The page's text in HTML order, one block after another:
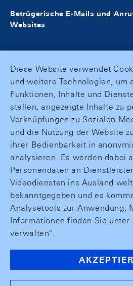
Betrügerische E-Mails und
Websites
Diese Website verwendet
und weitere Technologien, um
Funktionen, Inhalte und
stellen, angezeigte Inhalte zu
Verknüpfungen zu Sozialen
und die Nutzung der Website
ihrer Bedienbarkeit in
analysieren. Es werden dabei
Personendaten an
Videodiensten ins Ausland
bekanntgegeben und es
Analysetools zur Anwendung.
Informationen finden Sie unter
verwalten".